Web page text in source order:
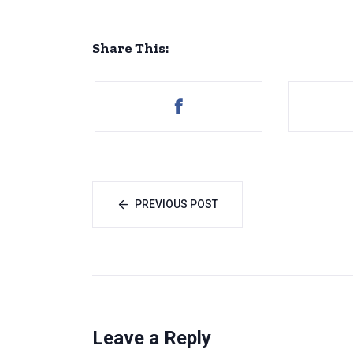
Share This:
PREVIOUS POST
Leave a Reply